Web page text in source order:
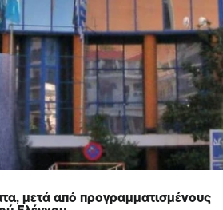
μετά από προγραμματισμένους